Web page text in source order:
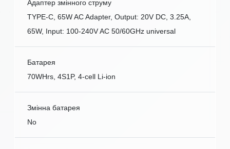
Адаптер змінного струму
TYPE-C, 65W AC Adapter, Output: 20V DC, 3.25A,
65W, Input: 100-240V AC 50/60GHz universal
Батарея
70WHrs, 4S1P, 4-cell Li-ion
Змінна батарея
No